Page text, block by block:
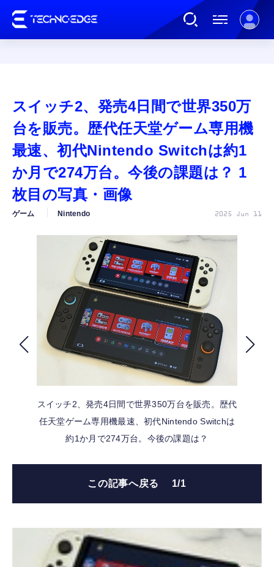
AI
ガジェット
ゲーム
カルチャー
公式ストア
スイッチ2、発売4日間で世界350万
台を販売。歴代任天堂ゲーム専用機
最速、初代Nintendo Switchは約1
か月で274万台。今後の課題は？ 1
枚目の写真・画像
ゲーム Nintendo 2025 Jun 11
スイッチ2、発売4日間で世界350万台を販売。歴代
任天堂ゲーム専用機最速、初代Nintendo Switchは
約1か月で274万台。今後の課題は？
この記事へ戻る 1/1